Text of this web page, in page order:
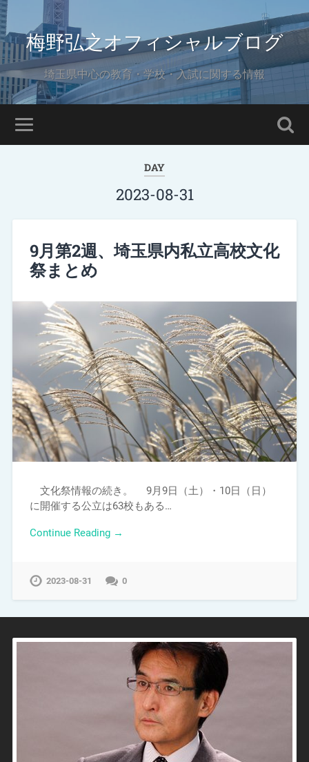
梅野弘之オフィシャルブログ
埼玉県中心の教育・学校・入試に関する情報
DAY
2023-08-31
9月第2週、埼玉県内私立高校文化
祭まとめ
文化祭情報の続き。 9月9日（土）・10日（日）
に開催する公立は63校もある…
Continue Reading →
2023-08-31 0